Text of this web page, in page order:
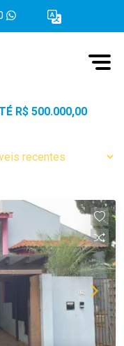
R$ 500.000,00